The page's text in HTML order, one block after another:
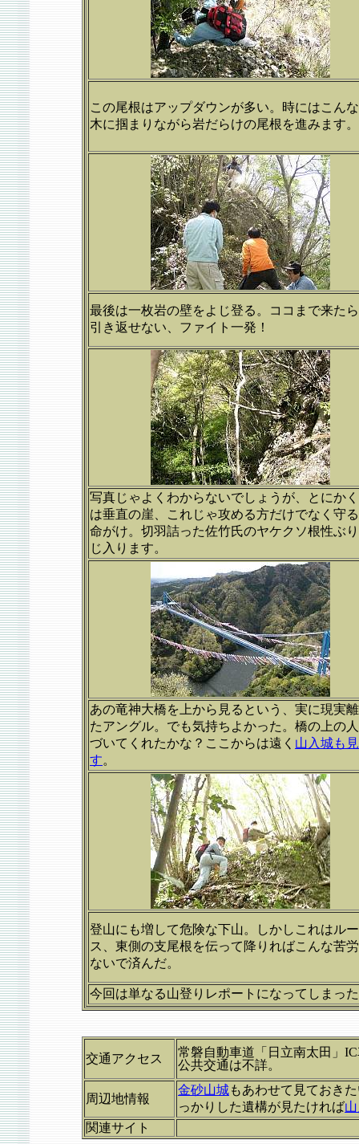
この尾根はアップダウンが多い。時にはこん
木に掴まりながら岩だらけの尾根を進みます。
最後は一枚岩の壁をよじ登る。ココまで来た
引き返せない、ファイト一発！
写真じゃよくわからないでしょうが、とにか
は垂直の崖、これじゃ攻める方だけでなく守
命がけ。切羽詰った佐竹氏のヤケクソ根性ぶ
じ入ります。
あの竜神大橋を上から見るという、実に現実
たアングル。でも気持ちよかった。橋の上の
づいてくれたかな？ここからは遠く 山入城も
す。
登山にも増して危険な下山。しかしこれはル
ス、東側の支尾根を伝って降りればこんな苦
ないで済んだ。
今回は単なる山登りレポートになってしまっ
交通アクセス
常磐自動車道「日立南太田」
公共交通は不詳。
周辺地情報
金砂山城もあわせて見ておき
っかりした遺構が見たければ
関連サイト